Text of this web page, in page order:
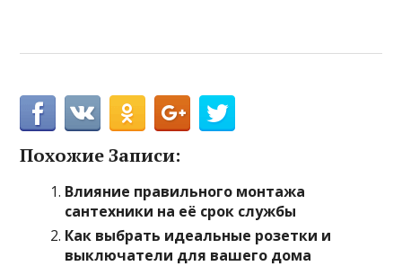
Похожие Записи:
Влияние правильного монтажа
сантехники на её срок службы
Как выбрать идеальные розетки и
выключатели для вашего дома